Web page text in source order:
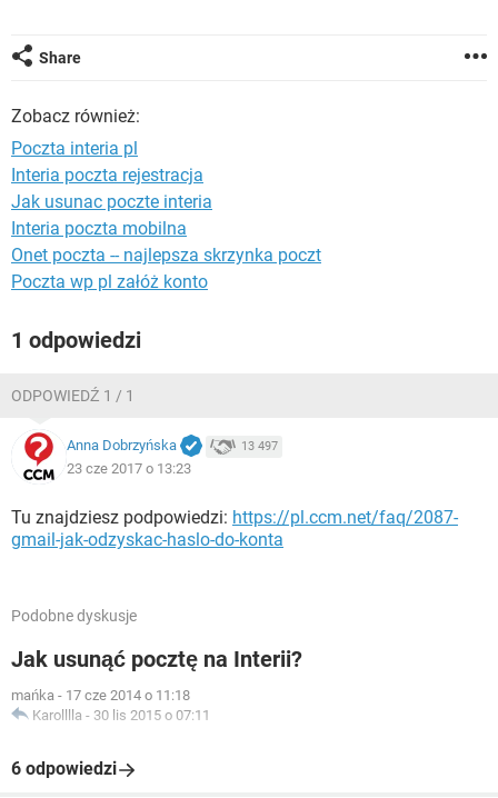
WINDOWS 10
Share
Zobacz również:
Poczta interia pl
Interia poczta rejestracja
Jak usunac poczte interia
Interia poczta mobilna
Onet poczta -- najlepsza skrzynka poczt
Poczta wp pl załóż konto
1 odpowiedzi
ODPOWIEDŹ 1 / 1
Anna Dobrzyńska 13 497
23 cze 2017 o 13:23
Tu znajdziesz podpowiedzi: https://pl.ccm.net/faq/2087-
gmail-jak-odzyskac-haslo-do-konta
Podobne dyskusje
Jak usunąć pocztę na Interii?
mańka - 17 cze 2014 o 11:18
Karolllla - 30 lis 2015 o 07:11
6 odpowiedzi